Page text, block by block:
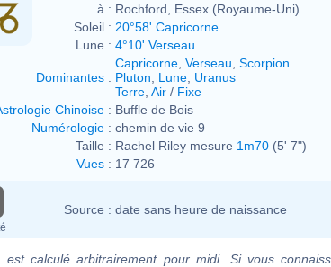
à : Rochford, Essex (Royaume-Uni)
Soleil : 20°58' Capricorne
Lune : 4°10' Verseau
Dominantes :
Capricorne Verseau Scorpion
Pluton
Lune Uranus
Terre Air / Fixe
Chinoise : Buffle de Bois
Numérologie : chemin de vie 9
Taille : Rachel Riley mesure 1m70 (5' 7")
Vues : 17 726
Source : date sans heure de naissance
est calculé arbitrairement pour midi. Si vous